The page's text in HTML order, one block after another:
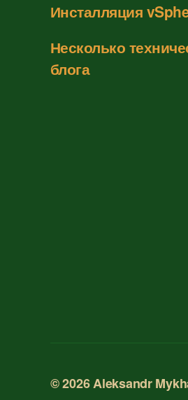
Инсталляция
Несколько
блога
© 2026Aleksandr